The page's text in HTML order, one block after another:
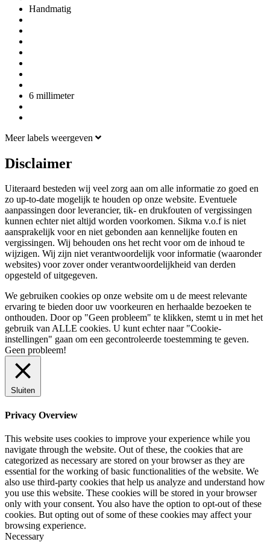
Handmatig
6 millimeter
Meer labels weergeven
Disclaimer
Uiteraard besteden wij veel zorg aan om alle informatie zo goed en
zo up-to-date mogelijk te houden op onze website. Eventuele
aanpassingen door leverancier, tik- en drukfouten of vergissingen
kunnen echter niet altijd worden voorkomen. Sikma v.o.f is niet
aansprakelijk voor en niet gebonden aan kennelijke fouten en
vergissingen. Wij behouden ons het recht voor om de inhoud te
wijzigen. Wij zijn niet verantwoordelijk voor informatie (waaronder
websites) voor zover onder verantwoordelijkheid van derden
opgesteld of uitgegeven.
We gebruiken cookies op onze website om u de meest relevante
ervaring te bieden door uw voorkeuren en herhaalde bezoeken te
onthouden. Door op "Geen probleem" te klikken, stemt u in met het
gebruik van ALLE cookies. U kunt echter naar "Cookie-
instellingen" gaan om een ​​gecontroleerde toestemming te geven.
Geen probleem!
Sluiten
Privacy Overview
This website uses cookies to improve your experience while you
navigate through the website. Out of these, the cookies that are
categorized as necessary are stored on your browser as they are
essential for the working of basic functionalities of the website. We
also use third-party cookies that help us analyze and understand how
you use this website. These cookies will be stored in your browser
only with your consent. You also have the option to opt-out of these
cookies. But opting out of some of these cookies may affect your
browsing experience.
Necessary